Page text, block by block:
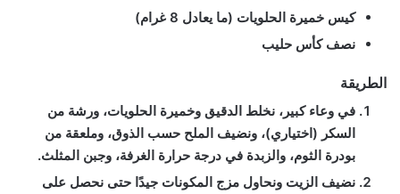
كيس خميرة الحلويات (ما يعادل 8 غرام)
نصف كأس حليب
الطريقة
في وعاء كبير، نخلط الدقيق وخميرة الحلويات، ورشة من
السكر (اختياري)، ونضيف الملح حسب الذوق، وملعقة من
بودرة الثوم، والزبدة في درجة حرارة الغرفة، وجبن المثلث.
نضيف الزيت ونحاول مزج المكونات جيدًا حتى نحصل على